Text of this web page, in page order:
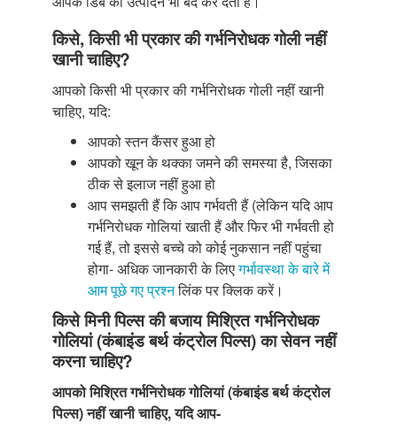
किसे, किसी भी प्रकार की गर्भनिरोधक गोली नहीं
खानी चाहिए?
आपको किसी भी प्रकार की गर्भनिरोधक गोली नहीं खानी
चाहिए, यदि:
आपको स्तन कैंसर हुआ हो
आपको खून के थक्का जमने की समस्या है, जिसका
ठीक से इलाज नहीं हुआ हो
आप समझती हैं कि आप गर्भवती हैं (लेकिन यदि आप
गर्भनिरोधक गोलियां खाती हैं और फिर भी गर्भवती हो
गई हैं, तो इससे बच्चे को कोई नुकसान नहीं पहुंचा
होगा- अधिक जानकारी के लिएगर्भावस्था के बारे में
आम पूछे गए प्रश्नलिंक पर क्लिक करें।
किसे मिनी पिल्स की बजाय मिश्रित गर्भनिरोधक
गोलियां (कंबाइंड बर्थ कंट्रोल पिल्स) का सेवन नहीं
करना चाहिए?
आपको मिश्रित गर्भनिरोधक गोलियां (कंबाइंड बर्थ कंट्रोल
पिल्स) नहीं खानी चाहिए, यदि आप-